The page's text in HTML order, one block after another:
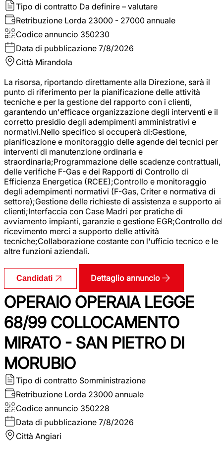
Tipo di contratto Da definire – valutare
Retribuzione Lorda 23000 - 27000 annuale
Codice annuncio 350230
Data di pubblicazione 7/8/2026
Città Mirandola
La risorsa, riportando direttamente alla Direzione, sarà il
punto di riferimento per la pianificazione delle attività
tecniche e per la gestione del rapporto con i clienti,
garantendo un'efficace organizzazione degli interventi e il
corretto presidio degli adempimenti amministrativi e
normativi.Nello specifico si occuperà di:Gestione,
pianificazione e monitoraggio delle agende dei tecnici per
interventi di manutenzione ordinaria e
straordinaria;Programmazione delle scadenze contrattuali,
delle verifiche F-Gas e dei Rapporti di Controllo di
Efficienza Energetica (RCEE);Controllo e monitoraggio
degli adempimenti normativi (F-Gas, Criter e normativa di
settore);Gestione delle richieste di assistenza e supporto ai
clienti;Interfaccia con Case Madri per pratiche di
avviamento impianti, garanzie e gestione EGR;Controllo
ricevimento merci a supporto delle attività
tecniche;Collaborazione costante con l'ufficio tecnico e le
altre funzioni aziendali.
Candidati Dettaglio annuncio
OPERAIO OPERAIA LEGGE
68/99 COLLOCAMENTO
MIRATO - SAN PIETRO DI
MORUBIO
Tipo di contratto Somministrazione
Retribuzione Lorda 23000 annuale
Codice annuncio 350228
Data di pubblicazione 7/8/2026
Città Angiari